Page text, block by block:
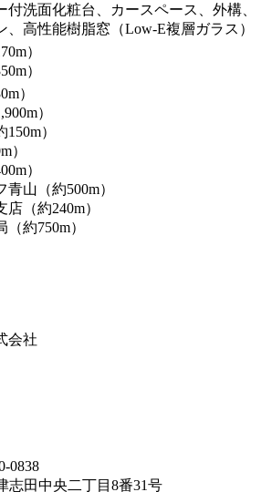
付洗面化粧台、カースペース、外構、
、高性能樹脂窓（Low-E複層ガラス）
）
）
）
）
）
）
）
山（約500m）
（約240m）
約750m）
会社
0838
志田中央二丁目8番31号